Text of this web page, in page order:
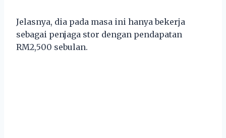
Jelasnya, dia pada masa ini hanya bekerja
sebagai penjaga stor dengan pendapatan
RM2,500 sebulan.